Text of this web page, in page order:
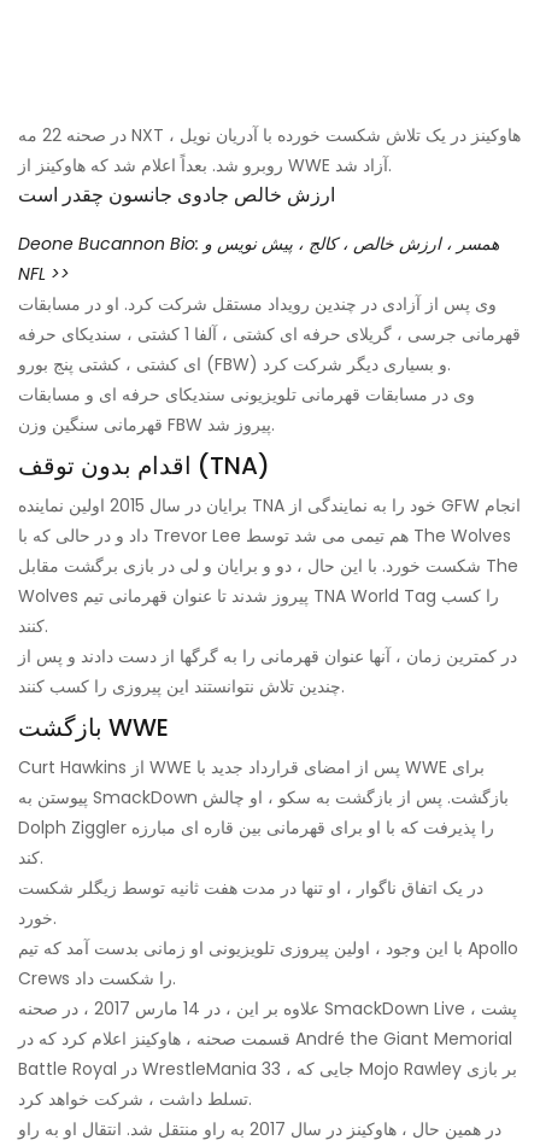
در صحنه 22 مه NXT ، هاوکینز در یک تلاش شکست خورده با آدریان نویل
روبرو شد. بعداً اعلام شد که هاوکینز از WWE آزاد شد.
ارزش خالص جادوی جانسون چقدر است
Deone Bucannon Bio: همسر ، ارزش خالص ، کالج ، پیش نویس و
NFL >>
وی پس از آزادی در چندین رویداد مستقل شرکت کرد. او در مسابقات
قهرمانی جرسی ، گریلای حرفه ای کشتی ، آلفا 1 کشتی ، سندیکای حرفه
ای کشتی ، کشتی پنج بورو (FBW) و بسیاری دیگر شرکت کرد.
وی در مسابقات قهرمانی تلویزیونی سندیکای حرفه ای و مسابقات
قهرمانی سنگین وزن FBW پیروز شد.
اقدام بدون توقف (TNA)
برایان در سال 2015 اولین نماینده TNA خود را به نمایندگی از GFW انجام
داد و در حالی که با Trevor Lee هم تیمی می شد توسط The Wolves
شکست خورد. با این حال ، دو و برایان و لی در بازی برگشت مقابل The
Wolves پیروز شدند تا عنوان قهرمانی تیم TNA World Tag را کسب
کنند.
در کمترین زمان ، آنها عنوان قهرمانی را به گرگها از دست دادند و پس از
چندین تلاش نتوانستند این پیروزی را کسب کنند.
بازگشت WWE
Curt Hawkins از WWE پس از امضای قرارداد جدید با WWE برای
پیوستن به SmackDown بازگشت. پس از بازگشت به سکو ، او چالش
Dolph Ziggler را پذیرفت که با او برای قهرمانی بین قاره ای مبارزه
کند.
در یک اتفاق ناگوار ، او تنها در مدت هفت ثانیه توسط زیگلر شکست
خورد.
با این وجود ، اولین پیروزی تلویزیونی او زمانی بدست آمد که تیم Apollo
Crews را شکست داد.
علاوه بر این ، در 14 مارس 2017 ، در صحنه SmackDown Live ، پشت
قسمت صحنه ، هاوکینز اعلام کرد که در André the Giant Memorial
Battle Royal در WrestleMania 33 ، جایی که Mojo Rawley بر بازی
تسلط داشت ، شرکت خواهد کرد.
در همین حال ، هاوکینز در سال 2017 به راو منتقل شد. انتقال او به راو